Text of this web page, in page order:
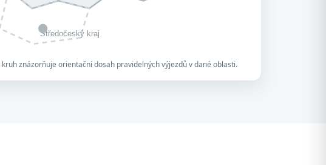
Středočeský kraj
znázorňuje orientační dosah pravidelných výjezdů v dané oblasti.